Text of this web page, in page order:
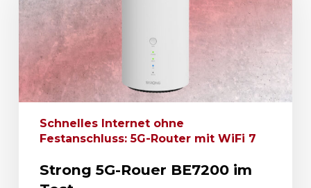
Schnelles Internet ohne
Festanschluss: 5G-Router mit WiFi 7
Strong 5G-Rouer BE7200 im